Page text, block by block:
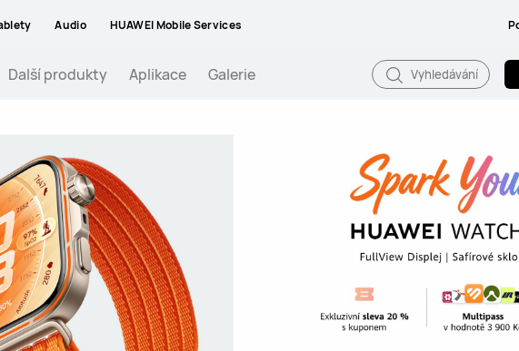
Audio HUAWEI Mobile Services
Další produkty Aplikace Galerie Vyhledávání